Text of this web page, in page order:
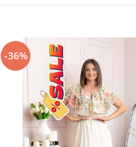
-36%